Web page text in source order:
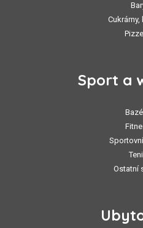
Cukrárny,
Sport a
Ostatní